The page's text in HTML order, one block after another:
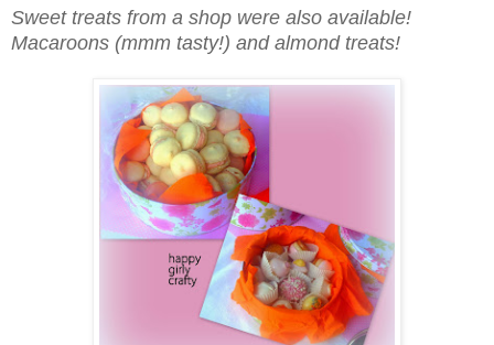
Sweet treats from a shop were also available!
Macaroons (mmm tasty!) and almond treats!